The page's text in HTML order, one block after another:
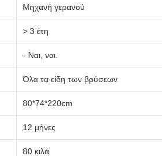
Μηχανή γερανού
> 3 έτη
- Ναι, ναι.
Όλα τα είδη των βρύσεων
80*74*220cm
12 μήνες
80 κιλά